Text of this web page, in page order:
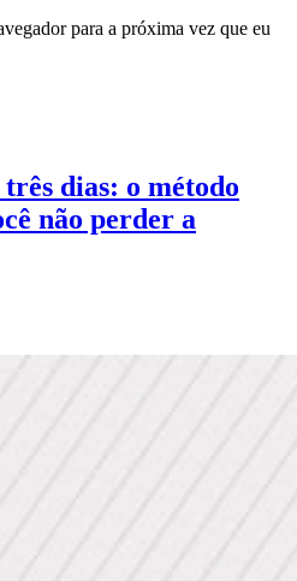
para a próxima vez que eu
dias: o método
não perder a